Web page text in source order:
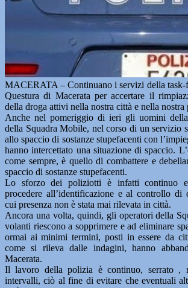
MACERATA – Continuano i servizi della task-
Questura di Macerata per accertare il
della droga attivi nella nostra città e nella nostra
Anche nel pomeriggio di ieri gli uomini
della Squadra Mobile, nel corso di un servizio
allo spaccio di sostanze stupefacenti con
hanno intercettato una situazione di spaccio.
come sempre, è quello di combattere e
spaccio di sostanze stupefacenti.
Lo sforzo dei poliziotti è infatti continuo
procedere all’identificazione e al controllo di
cui presenza non è stata mai rilevata in città.
Ancora una volta, quindi, gli operatori della
volanti riescono a sopprimere e ad eliminare
ormai ai minimi termini, posti in essere da
come si rileva dalle indagini, hanno
Macerata.
Il lavoro della polizia è continuo, serrato ,
intervalli, ciò al fine di evitare che eventuali